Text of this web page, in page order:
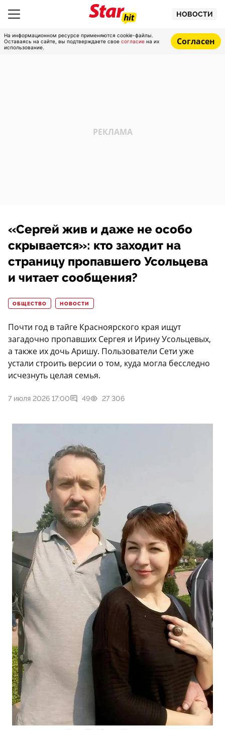
НОВОСТИ
На информационном ресурсе применяются cookie-файлы.
Оставаясь на сайте, вы подтверждаете свое согласие на их
использование.
Согласен
«Сергей жив и даже не особо
скрывается»: кто заходит на
страницу пропавшего Усольцева
и читает сообщения?
ОБЩЕСТВО НОВОСТИ
Почти год в тайге Красноярского края ищут
загадочно пропавших Сергея и Ирину Усольцевых,
а также их дочь Аришу. Пользователи Сети уже
устали строить версии о том, куда могла бесследно
исчезнуть целая семья.
7 июля 2026 17:00 49 27 306